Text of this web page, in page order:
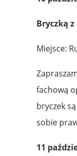
Bryczką
Miejsce:
fachową
bryczek
sobie
11